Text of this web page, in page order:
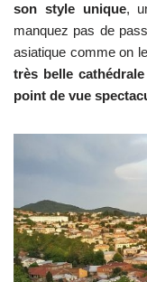
son style unique,
manquez pas de
asiatique comme on
très belle
point de vue